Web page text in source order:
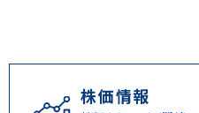
株価情報